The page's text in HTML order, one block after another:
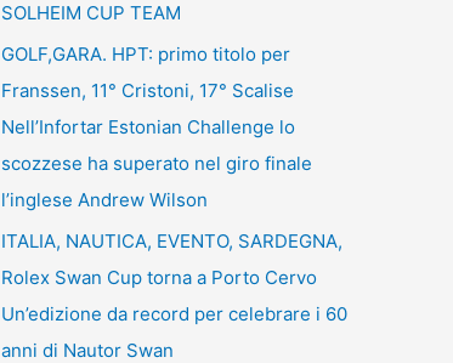
SOLHEIM CUP TEAM
GOLF,GARA. HPT: primo titolo per
Franssen, 11° Cristoni, 17° Scalise
Nell’Infortar Estonian Challenge lo
scozzese ha superato nel giro finale
l’inglese Andrew Wilson
ITALIA, NAUTICA, EVENTO, SARDEGNA,
Rolex Swan Cup torna a Porto Cervo
Un’edizione da record per celebrare i 60
anni di Nautor Swan